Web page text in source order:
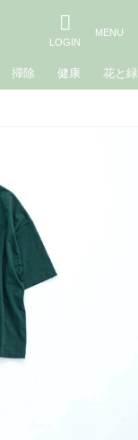
掃除 健康 花と緑